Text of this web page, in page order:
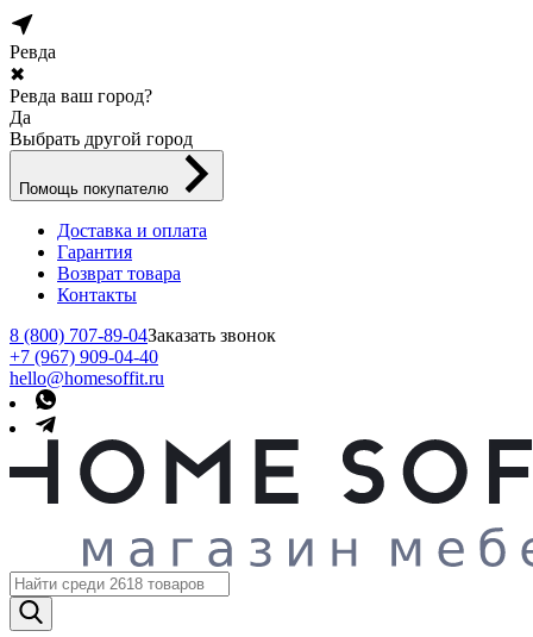
Ревда
✖
Ревда ваш город?
Да
Выбрать другой город
Помощь покупателю
Доставка и оплата
Гарантия
Возврат товара
Контакты
8 (800) 707-89-04Заказать звонок
+7 (967) 909-04-40
hello@homesoffit.ru